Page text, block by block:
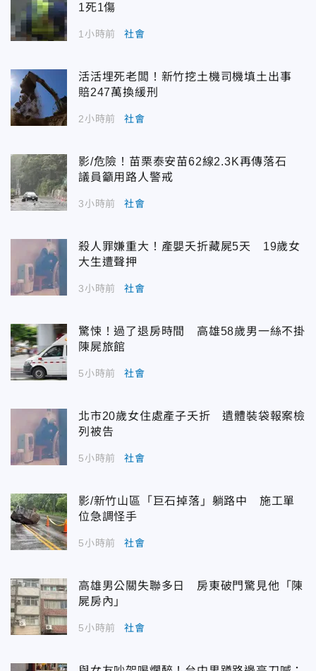
1死1傷
1小時前 社會
活活埋死老闆！新竹挖土機司機填土出事
賠247萬換緩刑
2小時前 社會
影/危險！苗栗泰安苗62線2.3K再傳落石
議員籲用路人警戒
3小時前 社會
殺人罪嫌重大！產嬰夭折藏屍5天 19歲女
大生遭聲押
3小時前 社會
驚悚！過了退房時間 高雄58歲男一絲不掛
陳屍旅館
5小時前 社會
北市20歲女住處產子夭折 遺體裝袋報案檢
列被告
5小時前 社會
影/新竹山區「巨石掉落」躺路中 施工單
位急調怪手
5小時前 社會
高雄男公關失聯多日 房東破門驚見他「陳
屍房內」
5小時前 社會